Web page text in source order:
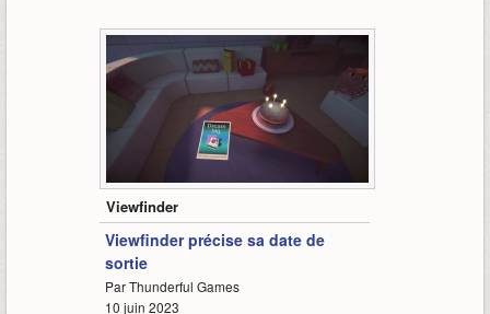
Viewfinder
Viewfinder précise sa date de
sortie
Par Thunderful Games
10 juin 2023